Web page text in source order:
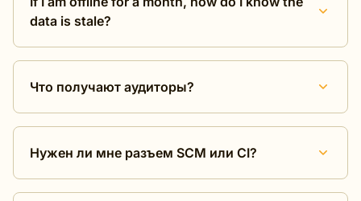
data is stale?
Что получают аудиторы?
Нужен ли мне разъем SCM или CI?